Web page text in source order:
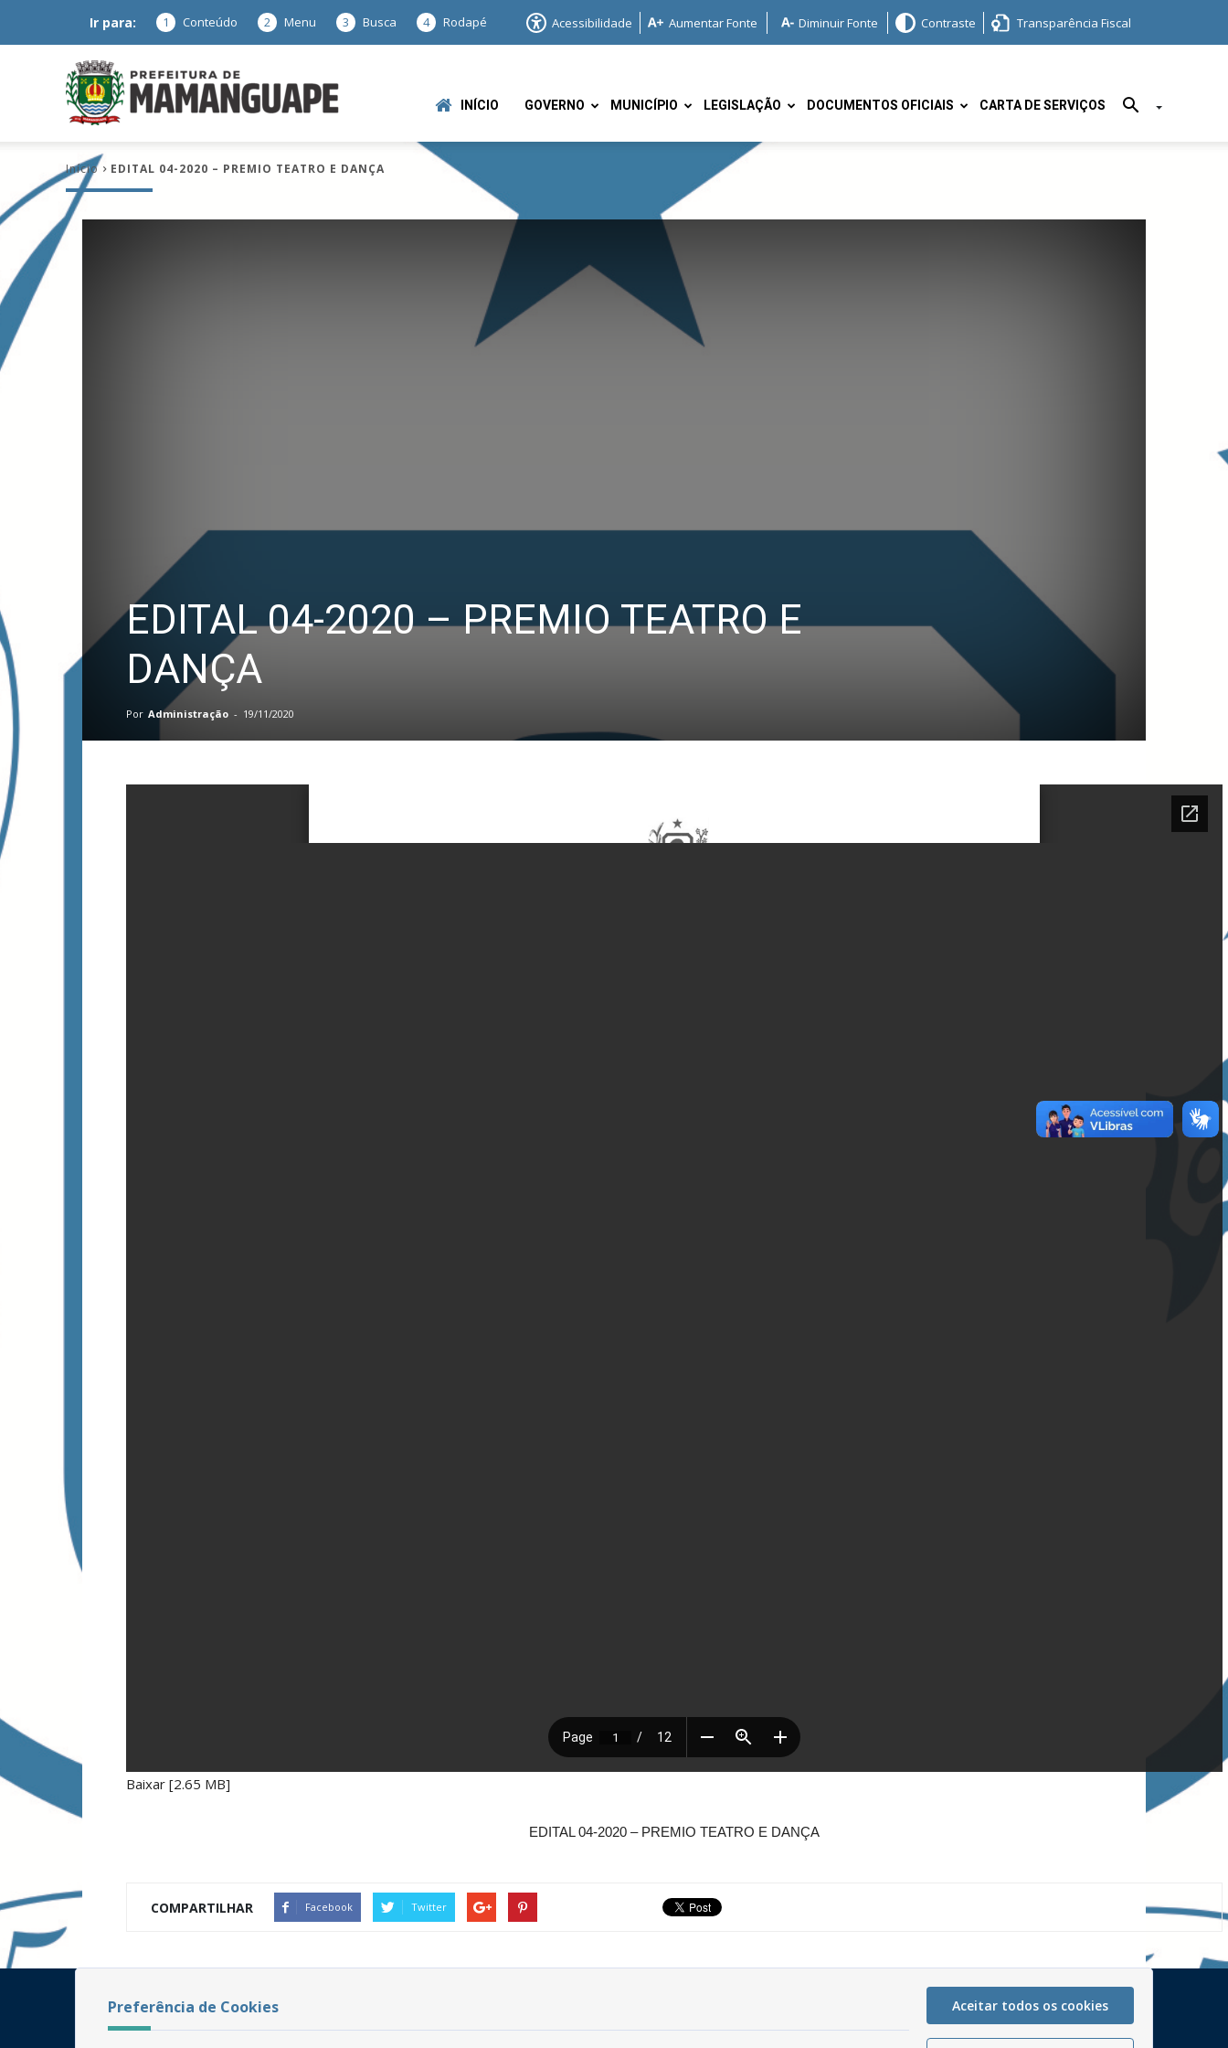
Ir para: 1 Conteúdo 2 Menu 3 Busca 4 Rodapé Acessibilidade Aumentar Fonte Diminuir Fonte Contraste Transparência Fiscal
INÍCIO GOVERNO MUNICÍPIO LEGISLAÇÃO DOCUMENTOS OFICIAIS CARTA DE SERVIÇOS
Início EDITAL 04-2020 – PREMIO TEATRO E DANÇA
EDITAL 04-2020 – PREMIO TEATRO E
DANÇA
Por Administração - 19/11/2020
Baixar [2.65 MB]
EDITAL 04-2020 – PREMIO TEATRO E DANÇA
COMPARTILHAR Facebook Twitter
Mapa do Site
Perguntas frequentes
Preferência de Cookies Aceitar todos os cookies